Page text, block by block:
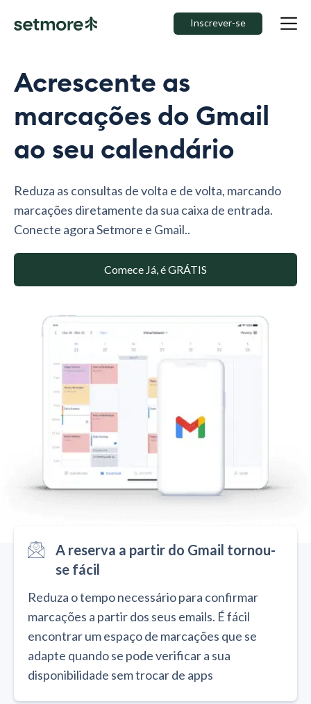
Inscrever-se
Acrescente as
marcações do Gmail
ao seu calendário
Reduza as consultas de volta e de volta, marcando
marcações diretamente da sua caixa de entrada.
Conecte agora Setmore e Gmail..
Comece Já, é GRÁTIS
A reserva a partir do Gmail tornou-
se fácil
Reduza o tempo necessário para confirmar
marcações a partir dos seus emails. É fácil
encontrar um espaço de marcações que se
adapte quando se pode verificar a sua
disponibilidade sem trocar de apps